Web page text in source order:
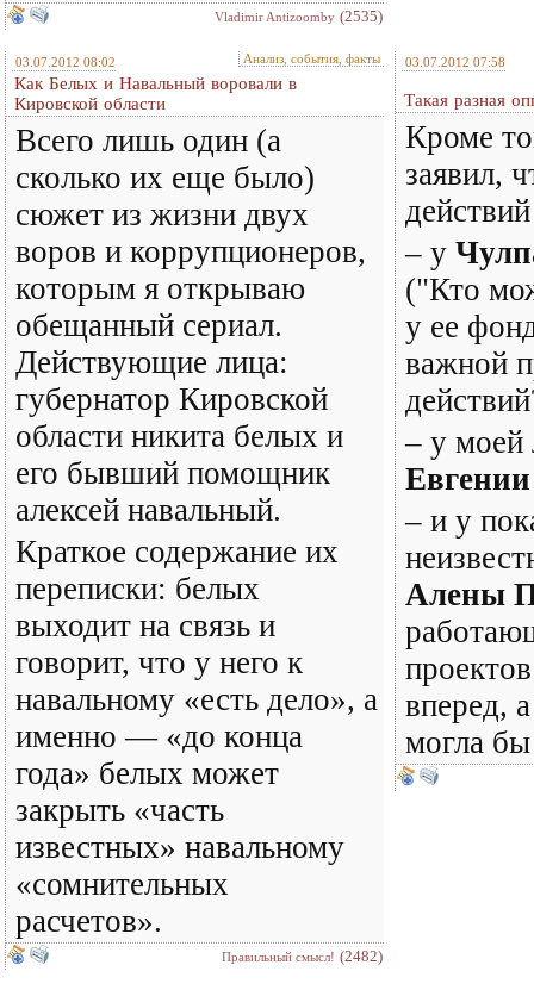
Vladimir Antizoomby (2535)
03.07.2012 08:02 Анализ, события, факты
Как Белых и Навальный воровали в
Кировской области
Всего лишь один (а
сколько их еще было)
сюжет из жизни двух
воров и коррупционеров,
которым я открываю
обещанный сериал.
Действующие лица:
губернатор Кировской
области никита белых и
его бывший помощник
алексей навальный.
Краткое содержание их
переписки: белых
выходит на связь и
говорит, что у него к
навальному «есть дело», а
именно — «до конца
года» белых может
закрыть «часть
известных» навальному
«сомнительных
расчетов».
Правильный смысл! (2482)
03.07.2012 07:58
Такая разная
Кроме
заявил,
– у
("Кто
у ее
важной
– у
– и у
Алены
вперед,
могла